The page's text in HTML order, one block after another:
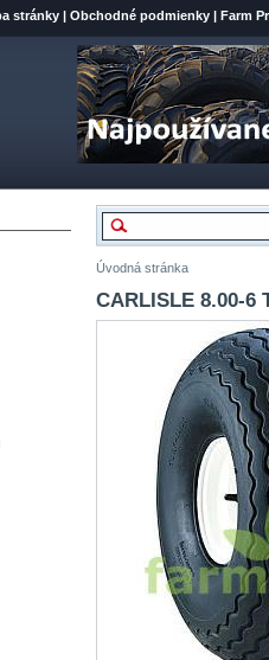
stránky | Obchodné podmienky | Farm
Úvodná stránka
CARLISLE 8.00-6